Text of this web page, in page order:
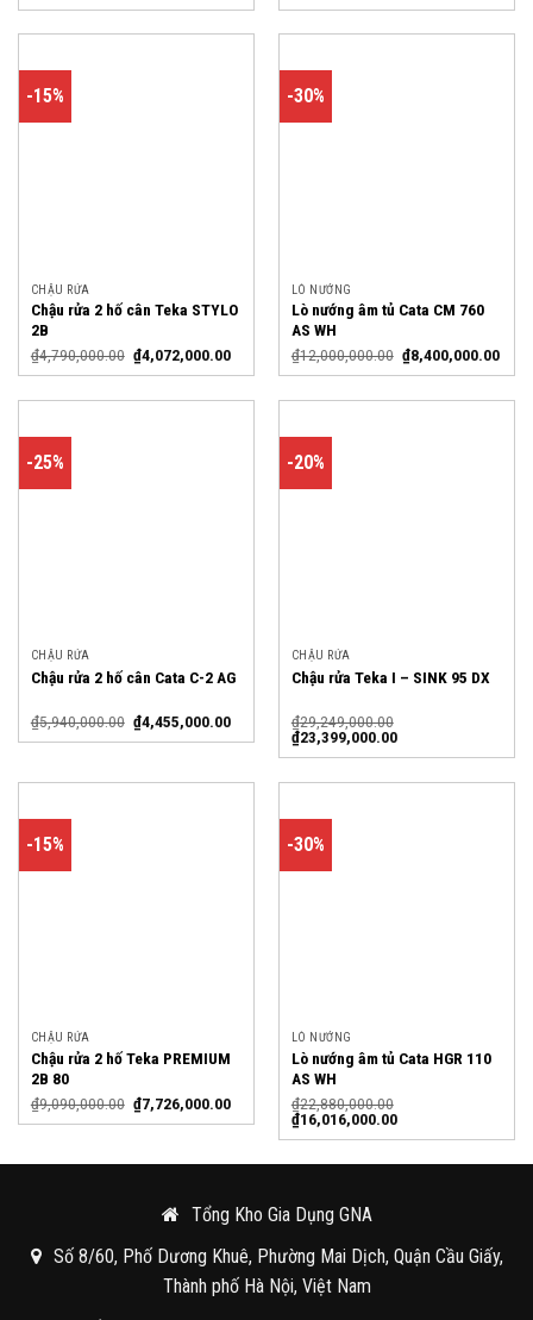
-15%
CHẬU RỬA
Chậu rửa 2 hố cân Teka STYLO
2B
₫4,790,000.00 ₫4,072,000.00
-30%
LÒ NƯỚNG
Lò nướng âm tủ Cata CM 760
AS WH
₫12,000,000.00 ₫8,400,000.00
-25%
CHẬU RỬA
Chậu rửa 2 hố cân Cata C-2 AG
₫5,940,000.00 ₫4,455,000.00
-20%
CHẬU RỬA
Chậu rửa Teka I – SINK 95 DX
₫29,249,000.00
₫23,399,000.00
-15%
CHẬU RỬA
Chậu rửa 2 hố Teka PREMIUM
2B 80
₫9,090,000.00 ₫7,726,000.00
-30%
LÒ NƯỚNG
Lò nướng âm tủ Cata HGR 110
AS WH
₫22,880,000.00
₫16,016,000.00
Tổng Kho Gia Dụng GNA
Số 8/60, Phố Dương Khuê, Phường Mai Dịch, Quận Cầu Giấy,
Thành phố Hà Nội, Việt Nam